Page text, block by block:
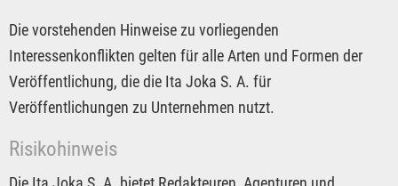
Die vorstehenden Hinweise zu vorliegenden
Interessenkonflikten gelten für alle Arten und Formen der
Veröffentlichung, die die Ita Joka S. A. für
Veröffentlichungen zu Unternehmen nutzt.
Risikohinweis